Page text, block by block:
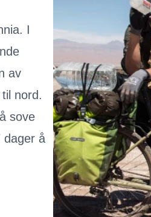
I
av
nord.
sove
dager å